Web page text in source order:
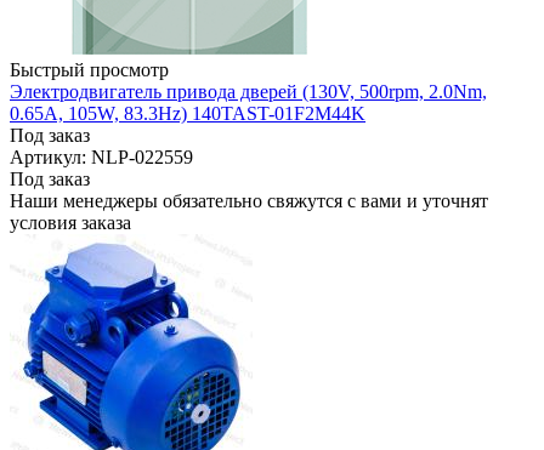
Быстрый просмотр
Электродвигатель привода дверей (130V, 500rpm, 2.0Nm,
0.65A, 105W, 83.3Hz) 140TAST-01F2M44K
Под заказ
Артикул: NLP-022559
Под заказ
Наши менеджеры обязательно свяжутся с вами и уточнят
условия заказа